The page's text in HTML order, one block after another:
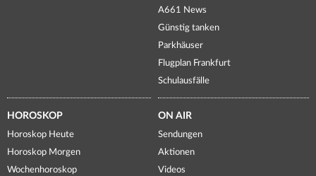
A661 News
Günstig tanken
Parkhäuser
Flugplan Frankfurt
Schulausfälle
HOROSKOP
Horoskop Heute
Horoskop Morgen
Wochenhoroskop
ON AIR
Sendungen
Aktionen
Videos